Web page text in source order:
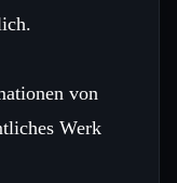
von
Werk